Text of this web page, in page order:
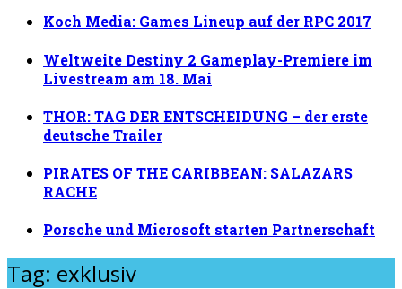
Koch Media: Games Lineup auf der RPC 2017
Weltweite Destiny 2 Gameplay-Premiere im
Livestream am 18. Mai
THOR: TAG DER ENTSCHEIDUNG – der erste
deutsche Trailer
PIRATES OF THE CARIBBEAN: SALAZARS
RACHE
Porsche und Microsoft starten Partnerschaft
Tag: exklusiv